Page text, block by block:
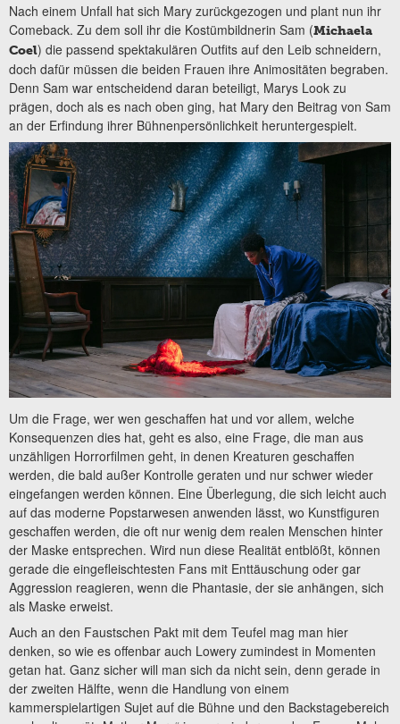
Nach einem Unfall hat sich Mary zurückgezogen und plant nun ihr
Comeback. Zu dem soll ihr die Kostümbildnerin Sam (Michaela
Coel) die passend spektakulären Outfits auf den Leib schneidern,
doch dafür müssen die beiden Frauen ihre Animositäten begraben.
Denn Sam war entscheidend daran beteiligt, Marys Look zu
prägen, doch als es nach oben ging, hat Mary den Beitrag von Sam
an der Erfindung ihrer Bühnenpersönlichkeit heruntergespielt.
Um die Frage, wer wen geschaffen hat und vor allem, welche
Konsequenzen dies hat, geht es also, eine Frage, die man aus
unzähligen Horrorfilmen geht, in denen Kreaturen geschaffen
werden, die bald außer Kontrolle geraten und nur schwer wieder
eingefangen werden können. Eine Überlegung, die sich leicht auch
auf das moderne Popstarwesen anwenden lässt, wo Kunstfiguren
geschaffen werden, die oft nur wenig dem realen Menschen hinter
der Maske entsprechen. Wird nun diese Realität entblößt, können
gerade die eingefleischtesten Fans mit Enttäuschung oder gar
Aggression reagieren, wenn die Phantasie, der sie anhängen, sich
als Maske erweist.
Auch an den Faustschen Pakt mit dem Teufel mag man hier
denken, so wie es offenbar auch Lowery zumindest in Momenten
getan hat. Ganz sicher will man sich da nicht sein, denn gerade in
der zweiten Hälfte, wenn die Handlung von einem
kammerspielartigen Sujet auf die Bühne und den Backstagebereich